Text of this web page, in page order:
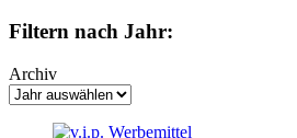
Filtern nach Jahr:
Archiv